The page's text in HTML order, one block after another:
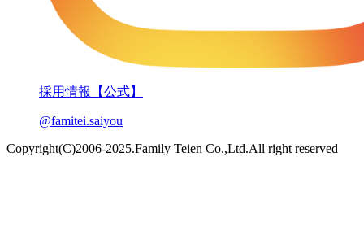
採用情報【公式】
@famitei.saiyou
Copyright(C)2006-2025.Family Teien Co.,Ltd.All right reserved